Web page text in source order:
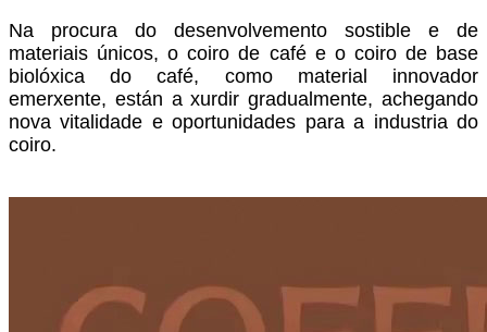
Na procura do desenvolvemento sostible e de
materiais únicos, o coiro de café e o coiro de base
biolóxica do café, como material innovador
emerxente, están a xurdir gradualmente, achegando
nova vitalidade e oportunidades para a industria do
coiro.